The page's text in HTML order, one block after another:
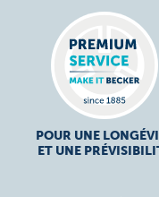
POUR UNE
ET UNE